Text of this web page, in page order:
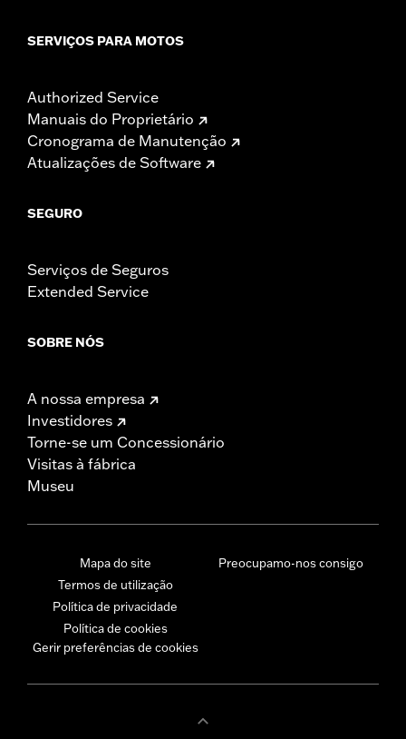
SERVIÇOS PARA MOTOS
Authorized Service
Manuais do Proprietário
Cronograma de Manutenção
Atualizações de Software
SEGURO
Serviços de Seguros
Extended Service
SOBRE NÓS
A nossa empresa
Investidores
Torne-se um Concessionário
Visitas à fábrica
Museu
Mapa do site
Termos de utilização
Política de privacidade
Política de cookies
Gerir preferências de cookies
Preocupamo-nos consigo